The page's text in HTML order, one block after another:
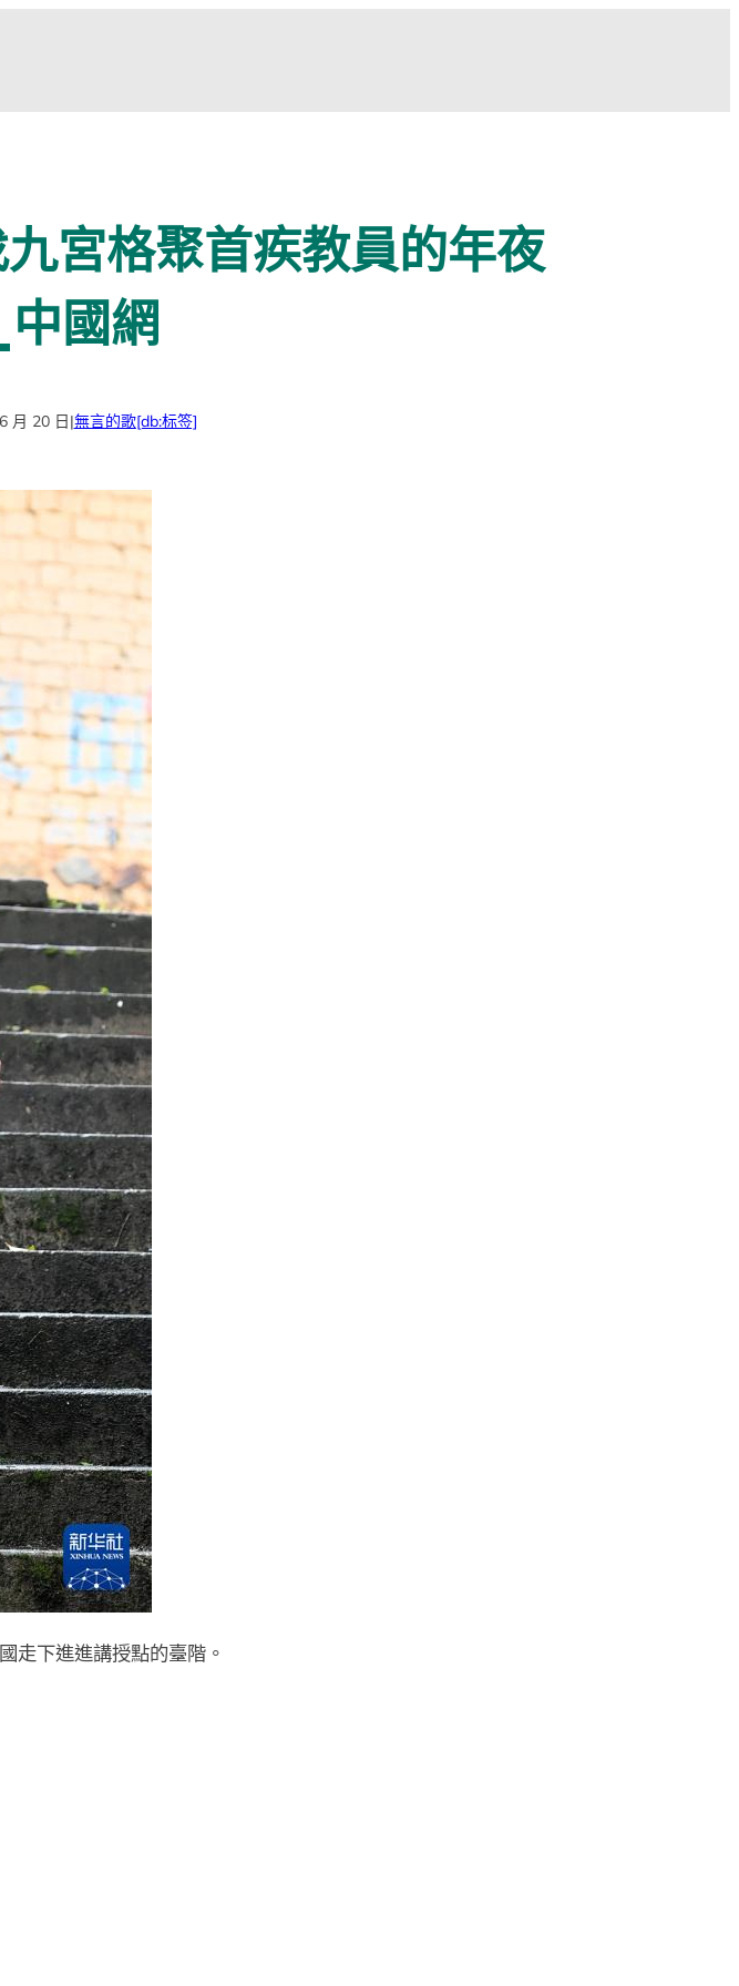
宮格聚首疾教員的年夜
國網
月 20 日|無言的歌[db:标签]
走下進進講授點的臺階。